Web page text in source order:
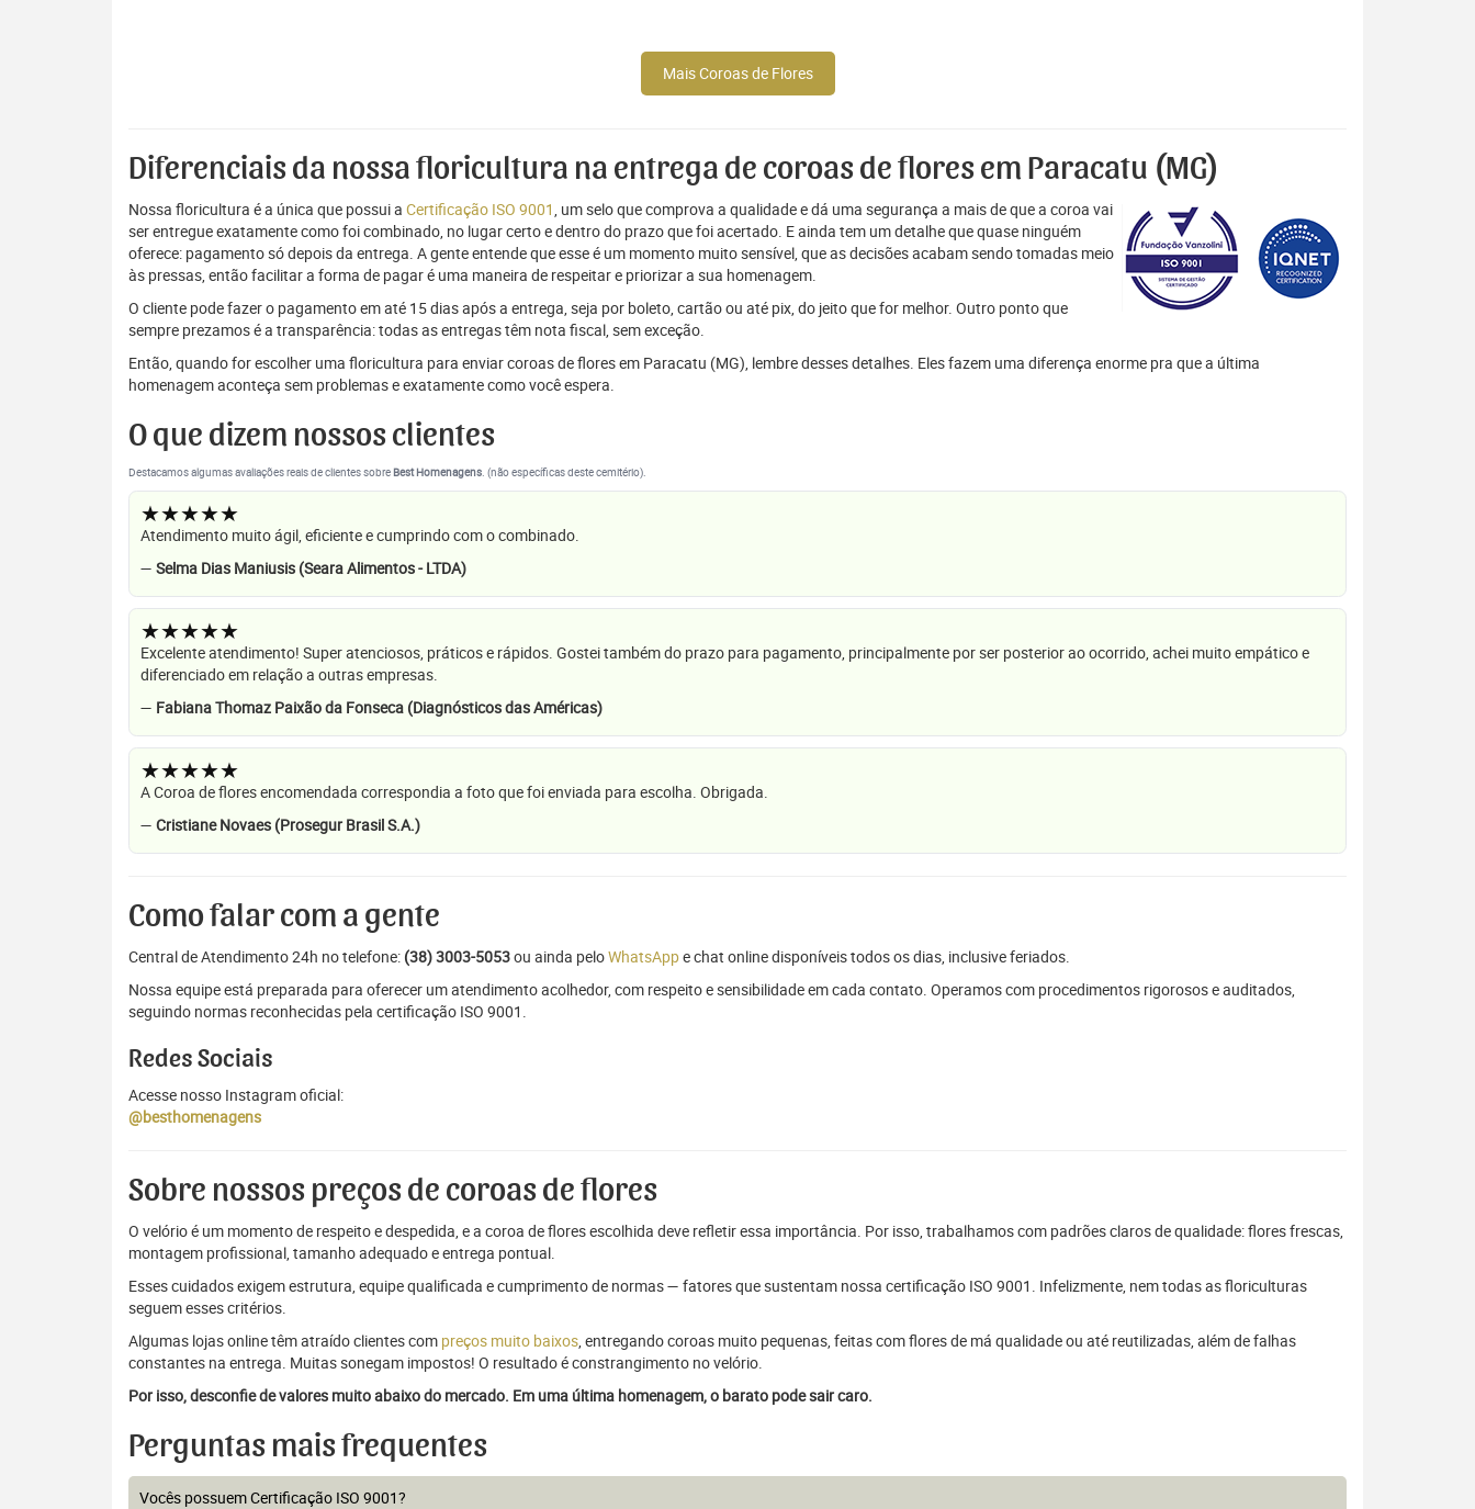
Mais Coroas de Flores
Diferenciais da nossa floricultura na entrega de coroas de flores em Paracatu (MG)
Nossa floricultura é a única que possui a Certificação ISO 9001, um selo que comprova a qualidade e dá uma segurança a mais de que a coroa vai
ser entregue exatamente como foi combinado, no lugar certo e dentro do prazo que foi acertado. E ainda tem um detalhe que quase ninguém
oferece: pagamento só depois da entrega. A gente entende que esse é um momento muito sensível, que as decisões acabam sendo tomadas meio
às pressas, então facilitar a forma de pagar é uma maneira de respeitar e priorizar a sua homenagem.
O cliente pode fazer o pagamento em até 15 dias após a entrega, seja por boleto, cartão ou até pix, do jeito que for melhor. Outro ponto que
sempre prezamos é a transparência: todas as entregas têm nota fiscal, sem exceção.
Então, quando for escolher uma floricultura para enviar coroas de flores em Paracatu (MG), lembre desses detalhes. Eles fazem uma diferença enorme pra que a última
homenagem aconteça sem problemas e exatamente como você espera.
O que dizem nossos clientes
Destacamos algumas avaliações reais de clientes sobreBest Homenagens. (não específicas deste cemitério).
★★★★★
Atendimento muito ágil, eficiente e cumprindo com o combinado.
— Selma Dias Maniusis (Seara Alimentos - LTDA)
★★★★★
Excelente atendimento! Super atenciosos, práticos e rápidos. Gostei também do prazo para pagamento, principalmente por ser posterior ao ocorrido, achei muito empático e
diferenciado em relação a outras empresas.
— Fabiana Thomaz Paixão da Fonseca (Diagnósticos das Américas)
★★★★★
A Coroa de flores encomendada correspondia a foto que foi enviada para escolha. Obrigada.
— Cristiane Novaes (Prosegur Brasil S.A.)
Como falar com a gente
Central de Atendimento 24h no telefone: (38) 3003-5053ou ainda peloWhatsAppe chat online disponíveis todos os dias, inclusive feriados.
Nossa equipe está preparada para oferecer um atendimento acolhedor, com respeito e sensibilidade em cada contato. Operamos com procedimentos rigorosos e auditados,
seguindo normas reconhecidas pela certificação ISO 9001.
Redes Sociais
Acesse nosso Instagram oficial:
@besthomenagens
Sobre nossos preços de coroas de flores
O velório é um momento de respeito e despedida, e a coroa de flores escolhida deve refletir essa importância. Por isso, trabalhamos com padrões claros de qualidade: flores frescas,
montagem profissional, tamanho adequado e entrega pontual.
Esses cuidados exigem estrutura, equipe qualificada e cumprimento de normas — fatores que sustentam nossa certificação ISO 9001. Infelizmente, nem todas as floriculturas
seguem esses critérios.
Algumas lojas online têm atraído clientes com preços muito baixos, entregando coroas muito pequenas, feitas com flores de má qualidade ou até reutilizadas, além de falhas
constantes na entrega. Muitas sonegam impostos! O resultado é constrangimento no velório.
Por isso, desconfie de valores muito abaixo do mercado. Em uma última homenagem, o barato pode sair caro.
Perguntas mais frequentes
Vocês possuem Certificação ISO 9001?